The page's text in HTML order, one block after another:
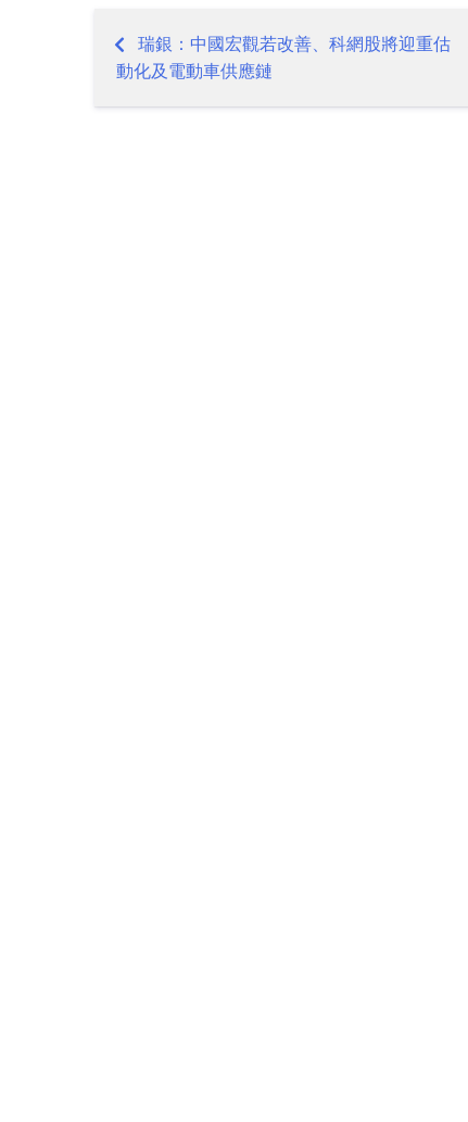
Post
navigation
瑞銀：中國宏觀若改善、科網股將迎重估
動化及電動車供應鏈